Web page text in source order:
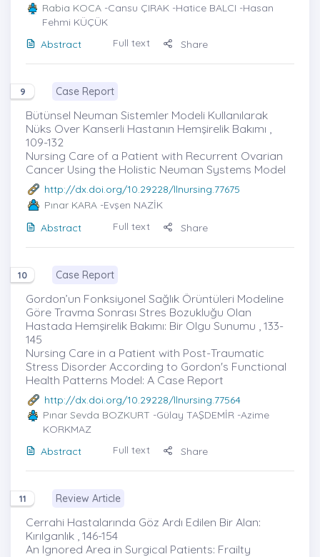
Rabia KOCA -Cansu ÇIRAK -Hatice BALCI -Hasan
Fehmi KÜÇÜK
Abstract
Full text Share
9 Case Report
Bütünsel Neuman Sistemler Modeli Kullanılarak
Nüks Over Kanserli Hastanın Hemşirelik Bakımı ,
109-132
Nursing Care of a Patient with Recurrent Ovarian
Cancer Using the Holistic Neuman Systems Model
http://dx.doi.org/10.29228/llnursing.77675
Pınar KARA -Evşen NAZİK
Abstract
Full text Share
10 Case Report
Gordon’un Fonksiyonel Sağlık Örüntüleri Modeline
Göre Travma Sonrası Stres Bozukluğu Olan
Hastada Hemşirelik Bakımı: Bir Olgu Sunumu , 133-
145
Nursing Care in a Patient with Post-Traumatic
Stress Disorder According to Gordon's Functional
Health Patterns Model: A Case Report
http://dx.doi.org/10.29228/llnursing.77564
Pınar Sevda BOZKURT -Gülay TAŞDEMİR -Azime
KORKMAZ
Abstract
Full text Share
11 Review Article
Cerrahi Hastalarında Göz Ardı Edilen Bir Alan:
Kırılganlık , 146-154
An Ignored Area in Surgical Patients: Frailty